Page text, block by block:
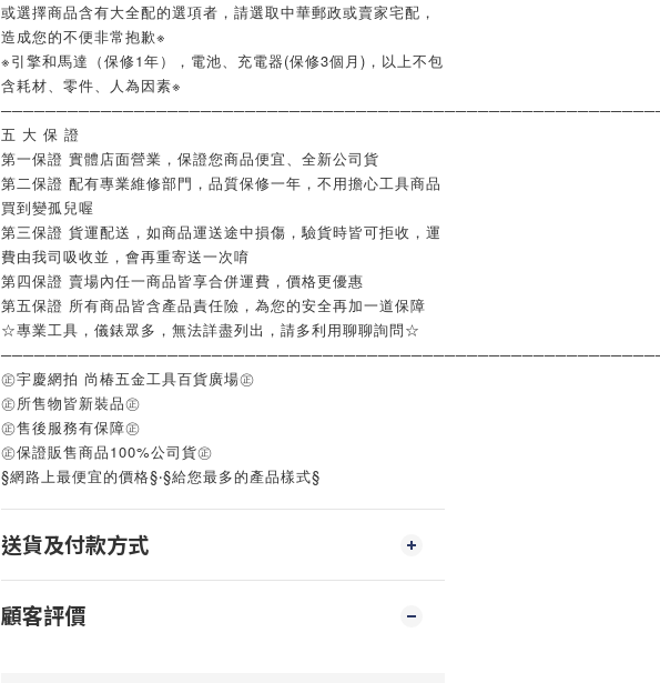
或選擇商品含有大全配的選項者，請選取中華郵政或賣家宅配，
造成您的不便非常抱歉※
※引擎和馬達（保修1年），電池、充電器(保修3個月)，以上不包
含耗材、零件、人為因素※
五 大 保 證
第一保證 實體店面營業，保證您商品便宜、全新公司貨
第二保證 配有專業維修部門，品質保修一年，不用擔心工具商品
買到變孤兒喔
第三保證 貨運配送，如商品運送途中損傷，驗貨時皆可拒收，運
費由我司吸收並，會再重寄送一次唷
第四保證 賣場內任一商品皆享合併運費，價格更優惠
第五保證 所有商品皆含產品責任險，為您的安全再加一道保障
☆專業工具，儀錶眾多，無法詳盡列出，請多利用聊聊詢問☆
㊣宇慶網拍 尚椿五金工具百貨廣場㊣
㊣所售物皆新裝品㊣
㊣售後服務有保障㊣
㊣保證販售商品100%公司貨㊣
§網路上最便宜的價格§‧§給您最多的產品樣式§
送貨及付款方式
顧客評價